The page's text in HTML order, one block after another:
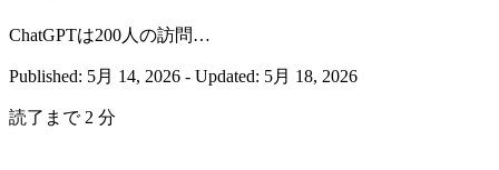
ChatGPTは200人の訪問…
Published: 5月 14, 2026 - Updated: 5月 18, 2026
読了まで 2 分